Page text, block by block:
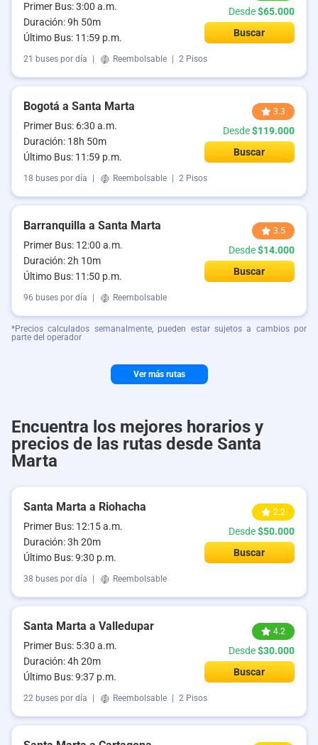
Primer Bus: 3:00 a.m.
Duración: 9h 50m
Último Bus: 11:59 p.m.
Desde$65.000
Buscar
21 buses por día Reembolsable 2 Pisos
Bogotá a Santa Marta
Primer Bus: 6:30 a.m.
Duración: 18h 50m
Último Bus: 11:59 p.m.
3.3
Desde$119.000
Buscar
18 buses por día Reembolsable 2 Pisos
Barranquilla a Santa Marta
Primer Bus: 12:00 a.m.
Duración: 2h 10m
Último Bus: 11:50 p.m.
3.5
Desde$14.000
Buscar
96 buses por día Reembolsable
*Precios calculados semanalmente, pueden estar sujetos a cambios por
parte del operador
Ver más rutas
Encuentra los mejores horarios y
precios de las rutas desde Santa
Marta
Santa Marta a Riohacha
Primer Bus: 12:15 a.m.
Duración: 3h 20m
Último Bus: 9:30 p.m.
2.2
Desde$50.000
Buscar
38 buses por día Reembolsable
Santa Marta a Valledupar
Primer Bus: 5:30 a.m.
Duración: 4h 20m
Último Bus: 9:37 p.m.
4.2
Desde$30.000
Buscar
22 buses por día Reembolsable 2 Pisos